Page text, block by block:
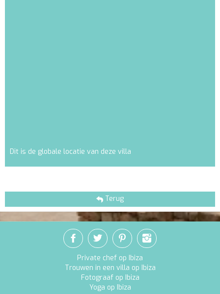
Dit is de globale locatie van deze villa
Terug
Private chef op Ibiza
Trouwen in een villa op Ibiza
Fotograaf op Ibiza
Yoga op Ibiza